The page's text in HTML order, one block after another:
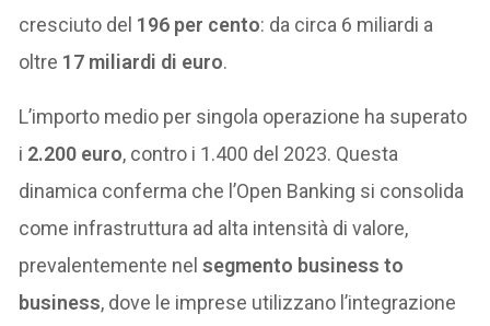
cresciuto del 196 per cento: da circa 6 miliardi a
oltre 17 miliardi di euro.
L’importo medio per singola operazione ha superato
i 2.200 euro, contro i 1.400 del 2023. Questa
dinamica conferma che l’Open Banking si consolida
come infrastruttura ad alta intensità di valore,
prevalentemente nelsegmento business to
business, dove le imprese utilizzano l’integrazione